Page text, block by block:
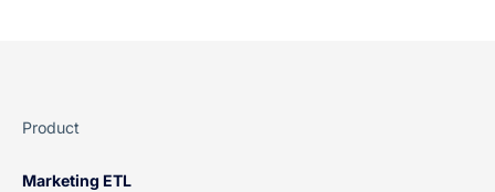
Product
Marketing ETL